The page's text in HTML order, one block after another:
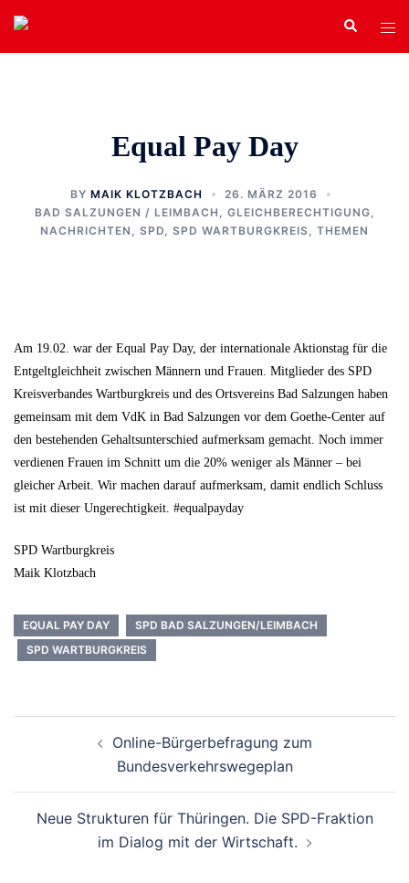
Zum
Inhalt
springen
Search
Equal Pay Day
BY MAIK KLOTZBACH
26. MÄRZ 2016
BAD SALZUNGEN / LEIMBACH
GLEICHBERECHTIGUNG
NACHRICHTEN
SPD SPD WARTBURGKREIS THEMEN
Am 19.02. war der Equal Pay Day, der internationale Aktionstag für die
Entgeltgleichheit zwischen Männern und Frauen. Mitglieder des SPD
Kreisverbandes Wartburgkreis und des Ortsvereins Bad Salzungen haben
gemeinsam mit dem VdK in Bad Salzungen vor dem Goethe-Center auf
den bestehenden Gehaltsunterschied aufmerksam gemacht. Noch immer
verdienen Frauen im Schnitt um die 20% weniger als Männer – bei
gleicher Arbeit. Wir machen darauf aufmerksam, damit endlich Schluss
ist mit dieser Ungerechtigkeit. ‪#‎equalpayday‬
SPD Wartburgkreis
Maik Klotzbach
EQUAL PAY DAY
SPD BAD SALZUNGEN/LEIMBACH
SPD WARTBURGKREIS
NavigationOnline-Bürgerbefragung zum
Bundesverkehrswegeplan
Neue Strukturen für Thüringen. Die SPD-Fraktion
im Dialog mit der Wirtschaft.